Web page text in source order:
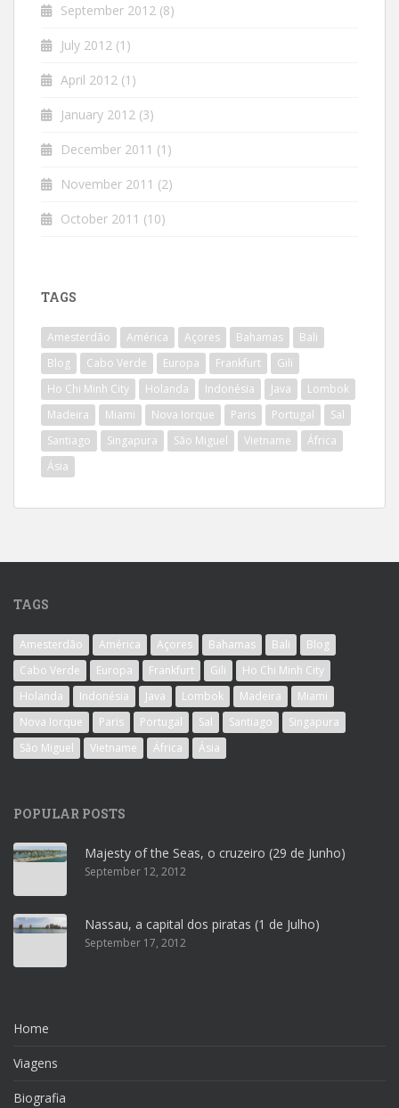
September 2012 (8)
July 2012 (1)
April 2012 (1)
January 2012 (3)
December 2011 (1)
November 2011 (2)
October 2011 (10)
TAGS
Amesterdão América Açores Bahamas
Bali
Blog
Cabo Verde Europa Frankfurt
Gili
Ho Chi Minh City
Holanda Indonésia Java
Lombok
Madeira
Miami Nova Iorque Paris Portugal
Sal
Santiago
Singapura São Miguel Vietname
África
Ásia
TAGS
Amesterdão América Açores Bahamas Bali
Blog
Cabo Verde
Europa Frankfurt Gili
Ho Chi Minh City
Holanda
Indonésia Java Lombok Madeira
Miami
Nova Iorque
Paris Portugal Sal Santiago
Singapura
São Miguel
Vietname África Ásia
POPULAR POSTS
Majesty of the Seas, o cruzeiro (29 de Junho)
September 12, 2012
Nassau, a capital dos piratas (1 de Julho)
September 17, 2012
Home
Viagens
Biografia